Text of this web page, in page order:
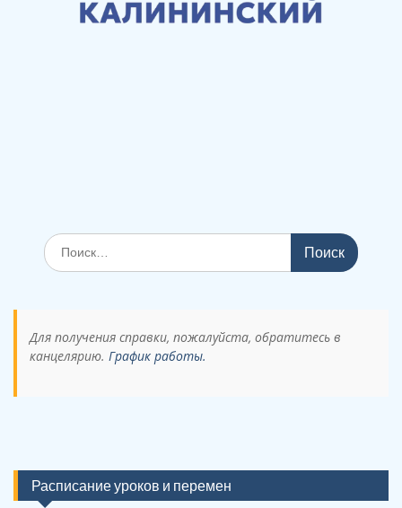
Поиск
по:
Для получения справки, пожалуйста, обратитесь в
канцелярию. График работы.
Расписание уроков и перемен